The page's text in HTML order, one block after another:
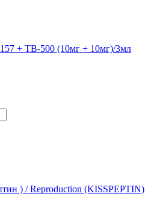
+ TB-500 (10мг + 10мг)/3мл